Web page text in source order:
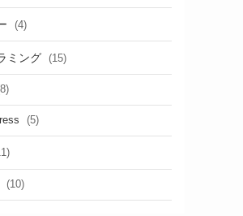
(4)
ミング (15)
(5)
(10)